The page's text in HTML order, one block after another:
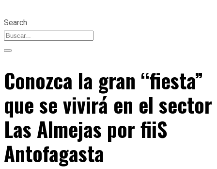
Search
Conozca la gran “fiesta”
que se vivirá en el sector
Las Almejas por fiiS
Antofagasta